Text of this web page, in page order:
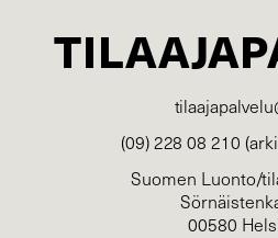
(09) 228 08 210
Suomen Luonto/
00580